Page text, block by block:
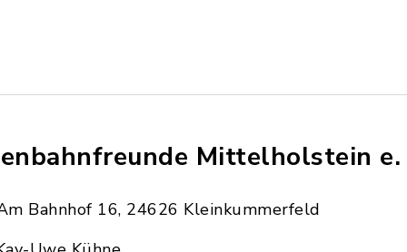
Mittelholstein e.
Bahnhof 16, 24626 Kleinkummerfeld